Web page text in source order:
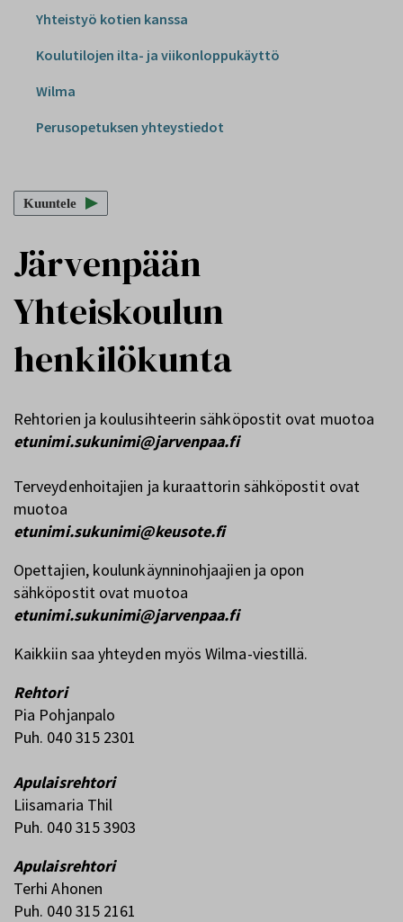
Yhteistyö kotien kanssa
Koulutilojen ilta- ja viikonloppukäyttö
Wilma
Perusopetuksen yhteystiedot
Kuuntele
Järvenpään
Yhteiskoulun
henkilökunta
Rehtorien ja koulusihteerin sähköpostit ovat muotoa
etunimi.sukunimi@jarvenpaa.fi
Terveydenhoitajien ja kuraattorin sähköpostit ovat
muotoa
etunimi.sukunimi@keusote.fi
Opettajien, koulunkäynninohjaajien ja opon
sähköpostit ovat muotoa
etunimi.sukunimi@jarvenpaa.fi
Kaikkiin saa yhteyden myös Wilma-viestillä.
Rehtori
Pia Pohjanpalo
Puh. 040 315 2301
Apulaisrehtori
Liisamaria Thil
Puh. 040 315 3903
Apulaisrehtori
Terhi Ahonen
Puh. 040 315 2161